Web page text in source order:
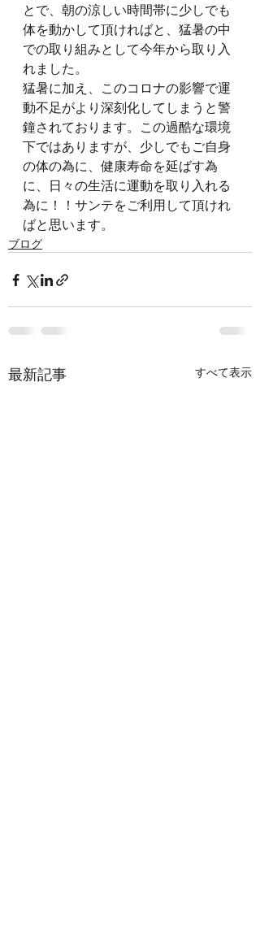
とで、朝の涼しい時間帯に少しでも
体を動かして頂ければと、猛暑の中
での取り組みとして今年から取り入
れました。
猛暑に加え、このコロナの影響で運
動不足がより深刻化してしまうと警
鐘されております。この過酷な環境
下ではありますが、少しでもご自身
の体の為に、健康寿命を延ばす為
に、日々の生活に運動を取り入れる
為に！！サンテをご利用して頂けれ
ばと思います。
ブログ
最新記事 すべて表示